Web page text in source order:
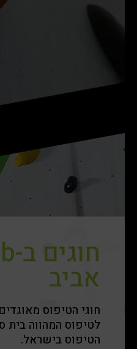
אביב
חוגי הטיפוס
לטיפוס המהווה בית
הטיפוס בישראל.